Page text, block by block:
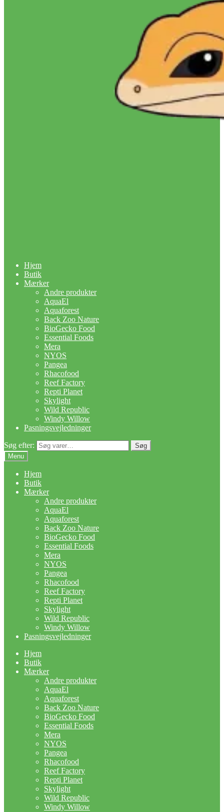
Hjem
Butik
Mærker
Andre produkter
AquaEl
Aquaforest
Back Zoo Nature
BioGecko Food
Essential Foods
Mera
NYOS
Pangea
Rhacofood
Reef Factory
Repti Planet
Skylight
Wild Republic
Windy Willow
Pasningsvejledninger
Søg efter:
Søg
Menu
Hjem
Butik
Mærker
Andre produkter
AquaEl
Aquaforest
Back Zoo Nature
BioGecko Food
Essential Foods
Mera
NYOS
Pangea
Rhacofood
Reef Factory
Repti Planet
Skylight
Wild Republic
Windy Willow
Pasningsvejledninger
Hjem
Butik
Mærker
Andre produkter
AquaEl
Aquaforest
Back Zoo Nature
BioGecko Food
Essential Foods
Mera
NYOS
Pangea
Rhacofood
Reef Factory
Repti Planet
Skylight
Wild Republic
Windy Willow